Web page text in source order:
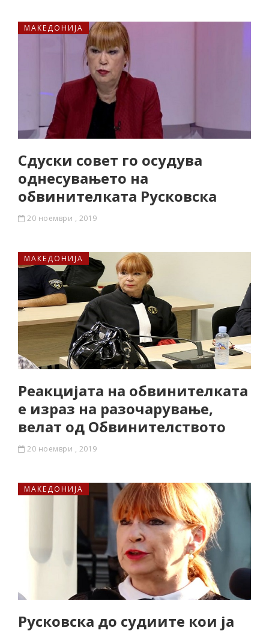
МАКЕДОНИЈА
Сдуски совет го осудува
однесувањето на
обвинителката Русковска
20 ноември , 2019
МАКЕДОНИЈА
Реакцијата на обвинителката
е израз на разочарување,
велат од Обвинителството
20 ноември , 2019
МАКЕДОНИЈА
Русковска до судиите кои ја